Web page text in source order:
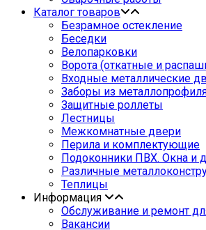
Каталог товаров
Безрамное остекление
Беседки
Велопарковки
Ворота (откатные и
Входные металлические
Заборы из
Защитные роллеты
Лестницы
Межкомнатные двери
Перила и комплектующие
Подоконники ПВХ. Окна и
Различные
Теплицы
Информация
Обслуживание и ремонт
Вакансии